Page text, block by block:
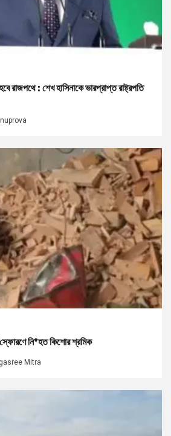
রাজপথে : শেখ হাসিনাকে ভারপ্রাপ্ত রাষ্ট্রপতি
নি*হত কিশোর শ্রমিক
Mitra